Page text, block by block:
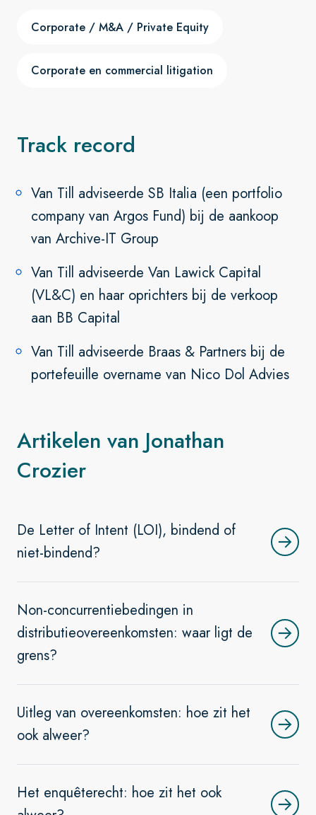
Corporate / M&A / Private Equity
Corporate en commercial litigation
Track record
Van Till adviseerde SB Italia (een portfolio
company van Argos Fund) bij de aankoop
van Archive-IT Group
Van Till adviseerde Van Lawick Capital
(VL&C) en haar oprichters bij de verkoop
aan BB Capital
Van Till adviseerde Braas & Partners bij de
portefeuille overname van Nico Dol Advies
Artikelen van Jonathan
Crozier
De Letter of Intent (LOI), bindend of
niet-bindend?
Non-concurrentiebedingen in
distributieovereenkomsten: waar ligt de
grens?
Uitleg van overeenkomsten: hoe zit het
ook alweer?
Het enquêterecht: hoe zit het ook